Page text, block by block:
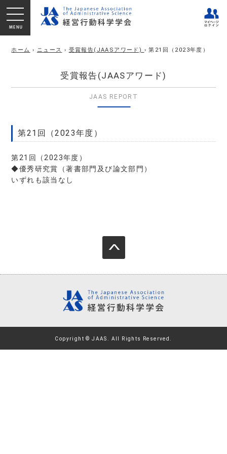
ホーム › ニュース › 受賞報告(JAASアワード) › 第21回（2023年度）
受賞報告(JAASアワード)
JAAS REPORT
第21回（2023年度）
第21回（2023年度）
◆優秀研究賞（著書部門及び論文部門）
いずれも該当なし
Copyright © JAAS. All Rights Reserved.